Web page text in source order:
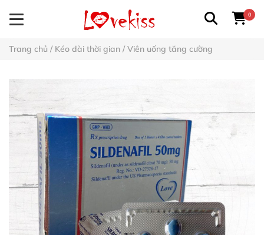
0
Trang chủ / Kéo dài thời gian / Viên uống tăng cường